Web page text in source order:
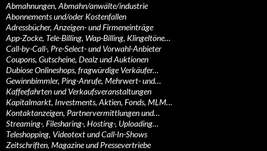
Abmahnungen, Abmahn/anwälte/industrie
Abonnements und/oder Kostenfallen
Adressbücher, Anzeigen- und Firmeneinträge
App-Zocke, Tele-Billing, Wap-Billing, Klingeltöne…
Call-by-Call-, Pre-Select- und Vorwahl-Anbieter
Coupons, Gutscheine, Dealz und Auktionen
Dubiose Onlineshops, fragwürdige Verkäufer…
Gewinnbimmler, Ping-Anrufe, Mehrwert- und…
Kaffeefahrten und Verkaufsveranstaltungen
Kapitalmarkt, Investments, Aktien, Fonds, MLM…
Kontaktanzeigen, Partnervermittlungen und…
Streaming-, Filesharing-, Hosting-, Uploading…
Teleshopping, Videotext und Call-In-Shows
Zeitschriften, Magazine und Pressevertriebe